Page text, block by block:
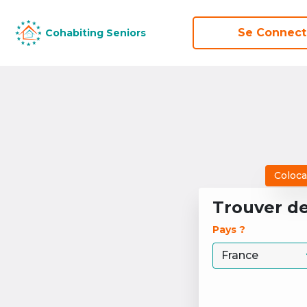
Cohabiting Seniors Se
Cohabiting Seniors Se
Trouver
Pays ?